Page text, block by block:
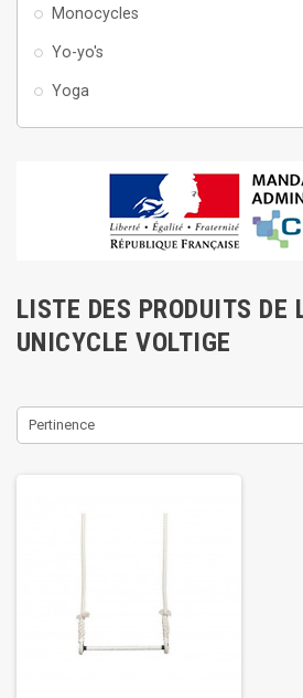
Monocycles
Yo-yo's
Yoga
LISTE DES PRODUITS DE
UNICYCLE VOLTIGE
Pertinence